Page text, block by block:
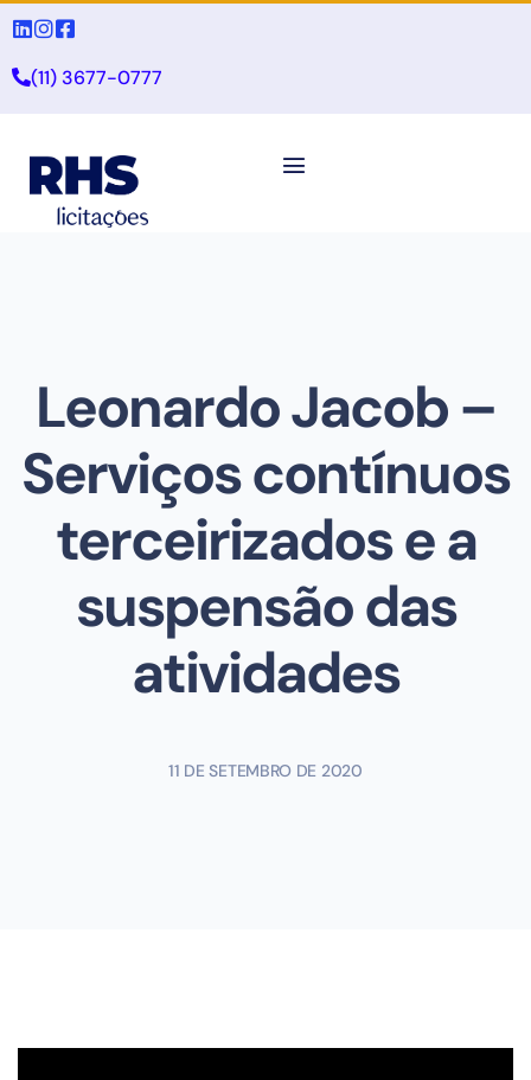
(11) 3677-0777
Leonardo Jacob –
Serviços contínuos
terceirizados e a
suspensão das
atividades
11 DE SETEMBRO DE 2020